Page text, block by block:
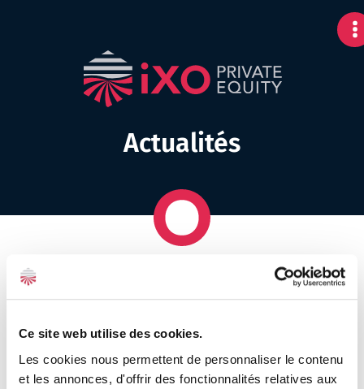
Ce site web utilise des cookies.
Les cookies nous permettent de personnaliser le contenu
et les annonces, d'offrir des fonctionnalités relatives aux
Actualités
Rubriques
available